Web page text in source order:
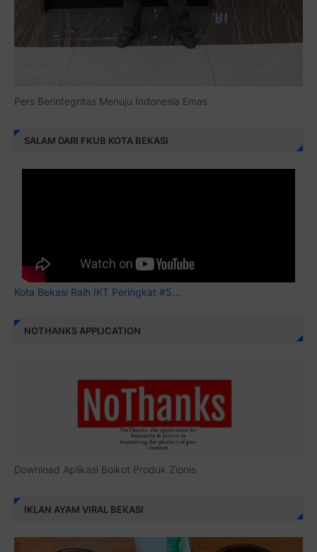
Pers Berintegritas Menuju Indonesia Emas
SALAM DARI FKUB KOTA BEKASI
Kota Bekasi Raih IKT Peringkat #5...
NOTHANKS APPLICATION
Download Aplikasi Boikot Produk Zionis
IKLAN AYAM VIRAL BEKASI